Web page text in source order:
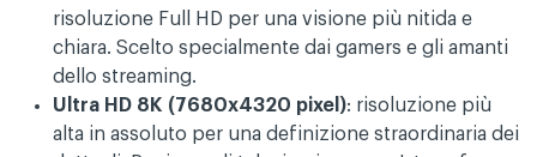
risoluzione Full HD per una visione più nitida e
chiara. Scelto specialmente dai gamers e gli amanti
dello streaming.
Ultra HD 8K (7680x4320 pixel): risoluzione più
alta in assoluto per una definizione straordinaria dei